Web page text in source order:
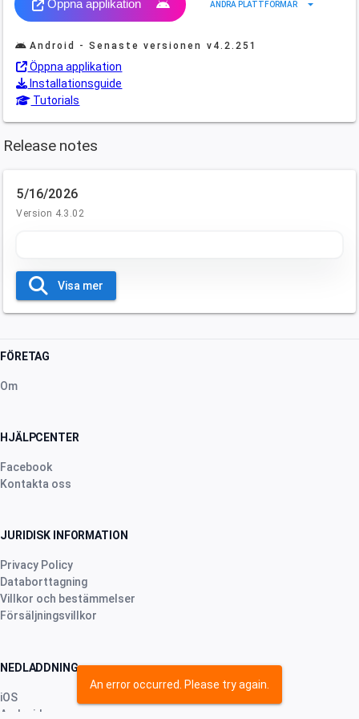
Öppna applikation ANDRA PLATTFORMAR arrow_drop_down
Android - Senaste versionen v4.2.251
Öppna applikation
Installationsguide
Tutorials
Release notes
5/16/2026
Version 4.3.02
Visa mer
FÖRETAG
Om
HJÄLPCENTER
Facebook
Kontakta oss
JURIDISK INFORMATION
Privacy Policy
Databorttagning
Villkor och bestämmelser
Försäljningsvillkor
NEDLADDNING
iOS
Android
An error occurred. Please try again.